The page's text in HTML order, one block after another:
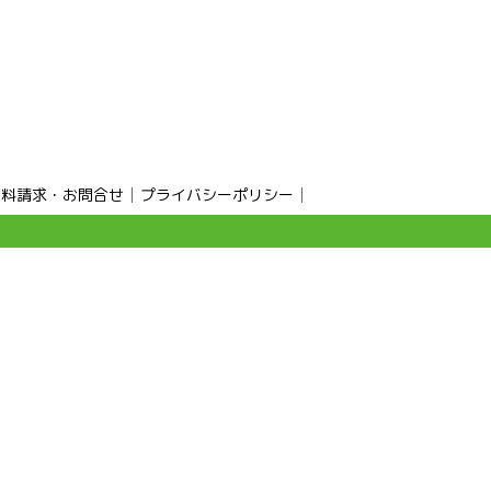
請求・お問合せ プライバシーポリシー